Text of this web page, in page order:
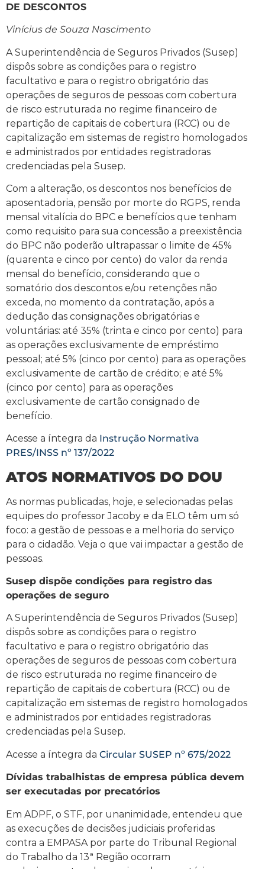
DE DESCONTOS
Vinícius de Souza Nascimento
A Superintendência de Seguros Privados (Susep)
dispôs sobre as condições para o registro
facultativo e para o registro obrigatório das
operações de seguros de pessoas com cobertura
de risco estruturada no regime financeiro de
repartição de capitais de cobertura (RCC) ou de
capitalização em sistemas de registro homologados
e administrados por entidades registradoras
credenciadas pela Susep.
Com a alteração, os descontos nos benefícios de
aposentadoria, pensão por morte do RGPS, renda
mensal vitalícia do BPC e benefícios que tenham
como requisito para sua concessão a preexistência
do BPC não poderão ultrapassar o limite de 45%
(quarenta e cinco por cento) do valor da renda
mensal do benefício, considerando que o
somatório dos descontos e/ou retenções não
exceda, no momento da contratação, após a
dedução das consignações obrigatórias e
voluntárias: até 35% (trinta e cinco por cento) para
as operações exclusivamente de empréstimo
pessoal; até 5% (cinco por cento) para as operações
exclusivamente de cartão de crédito; e até 5%
(cinco por cento) para as operações
exclusivamente de cartão consignado de
benefício.
Acesse a íntegra da Instrução Normativa
PRES/INSS nº 137/2022
ATOS NORMATIVOS DO DOU
As normas publicadas, hoje, e selecionadas pelas
equipes do professor Jacoby e da ELO têm um só
foco: a gestão de pessoas e a melhoria do serviço
para o cidadão. Veja o que vai impactar a gestão de
pessoas.
Susep dispõe condições para registro das
operações de seguro
A Superintendência de Seguros Privados (Susep)
dispôs sobre as condições para o registro
facultativo e para o registro obrigatório das
operações de seguros de pessoas com cobertura
de risco estruturada no regime financeiro de
repartição de capitais de cobertura (RCC) ou de
capitalização em sistemas de registro homologados
e administrados por entidades registradoras
credenciadas pela Susep.
Acesse a íntegra da Circular SUSEP nº 675/2022
Dívidas trabalhistas de empresa pública devem
ser executadas por precatórios
Em ADPF, o STF, por unanimidade, entendeu que
as execuções de decisões judiciais proferidas
contra a EMPASA por parte do Tribunal Regional
do Trabalho da 13ª Região ocorram